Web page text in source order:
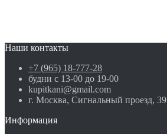
Наши контакты
+7 (965) 18-777-28
будни с 13-00 до 19-00
kupitkani@gmail.com
г. Москва, Сигнальный проезд, 39
Информация